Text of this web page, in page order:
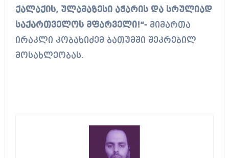
ქალაქის, ულამაზესი აჭარის და სრულიად
საქართველოს მფარველი!“-მიმართა
ირაკლი კობახიძემ ბათუმში შეკრებილ
მოსახლეობას.